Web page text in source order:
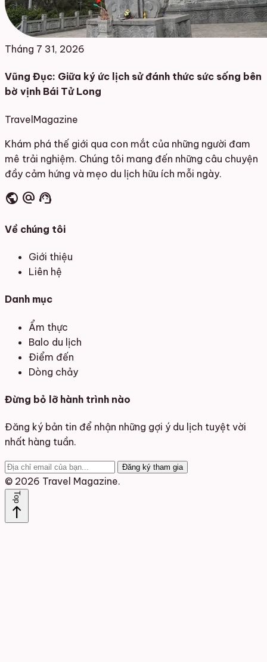
Tháng 7 31, 2026
Vũng Đục: Giữa ký ức lịch sử đánh thức sức sống bên
bờ vịnh Bái Tử Long
TravelMagazine
Khám phá thế giới qua con mắt của những người đam
mê trải nghiệm. Chúng tôi mang đến những câu chuyện
đầy cảm hứng và mẹo du lịch hữu ích mỗi ngày.
public alternate_email support_agent
Về chúng tôi
Giới thiệu
Liên hệ
Danh mục
Ẩm thực
Balo du lịch
Điểm đến
Dòng chảy
Đừng bỏ lỡ hành trình nào
Đăng ký bản tin để nhận những gợi ý du lịch tuyệt vời
nhất hàng tuần.
Đăng ký tham gia
© 2026 Travel Magazine.
Top
north